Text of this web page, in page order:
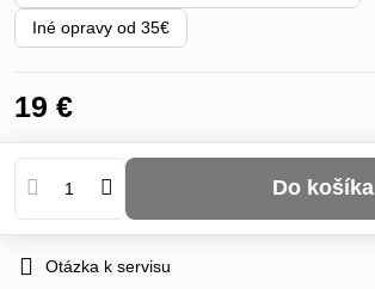
Iné opravy od 35€
19 €
Do košíka
Otázka k servisu